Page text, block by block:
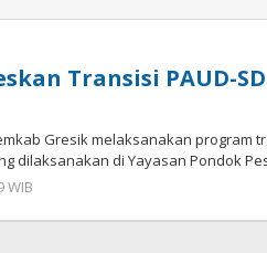
Transisi PAUD-
Gresik melaksanakan program
dilaksanakan di Yayasan Pondok
WIB